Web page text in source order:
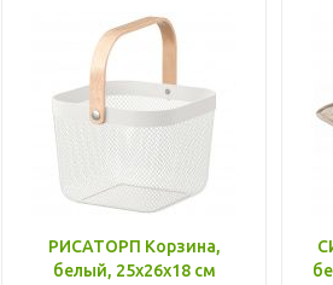
РИСАТОРП Корзина,
белый, 25x26x18 см